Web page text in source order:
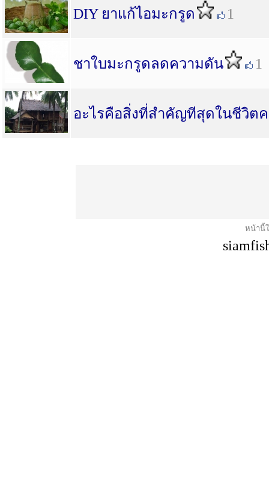
DIY ยาแก้ไอมะกรูด 1
ชาใบมะกรูดลดความดัน 1
อะไรคือสิ่งที่สำคัญทีสุดในชีวิต
หน้านี้ใ